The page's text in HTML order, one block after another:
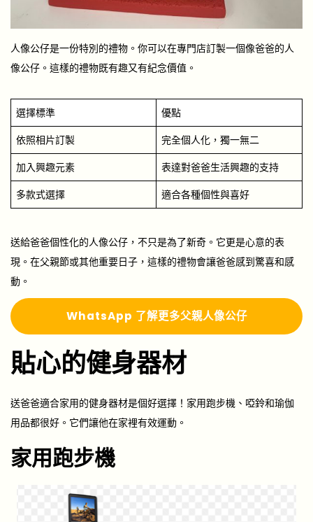
人像公仔是一份特別的禮物。你可以在專門店訂製一個像爸爸的人
像公仔。這樣的禮物既有趣又有紀念價值。
選擇標準
優點
依照相片訂製
完全個人化，獨一無二
加入興趣元素
表達對爸爸生活興趣的支持
多款式選擇
適合各種個性與喜好
送給爸爸個性化的人像公仔，不只是為了新奇。它更是心意的表
現。在父親節或其他重要日子，這樣的禮物會讓爸爸感到驚喜和感
動。
WhatsApp 了解更多父親人像公仔
貼心的健身器材
送爸爸適合家用的健身器材是個好選擇！家用跑步機、啞鈴和瑜伽
用品都很好。它們讓他在家裡有效運動。
家用跑步機